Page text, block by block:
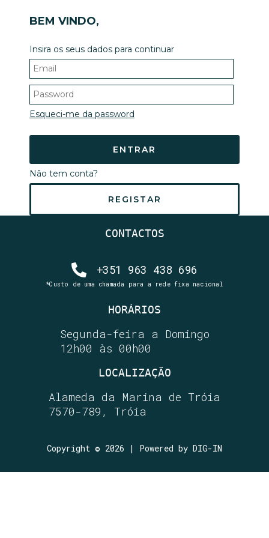
BEM VINDO,
Insira os seus dados para continuar
Esqueci-me da password
ENTRAR
Não tem conta?
REGISTAR
CONTACTOS
+351 963 438 696
*Custo de uma chamada para a rede fixa nacional
HORÁRIOS
Segunda-feira a Domingo
12h00 às 00h00
LOCALIZAÇÃO
Alameda da Marina de Tróia
7570-789, Tróia
Copyright © 2026 | Powered by DIG-IN